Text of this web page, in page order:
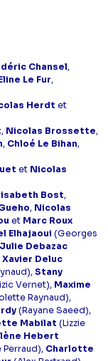
Chansel,
Le Fur,
Herdt et
, Nicolas Brossette,
, Chloé Le Bihan,
et Nicolas
Bost,
, Nicolas
et Marc Roux
Elhajaoui (Georges
Julie Debazac
Xavier Deluc
Stany
Vernet), Maxime
Raynaud),
(Rayane Saeed),
Mabilat (Lizzie
Hebert
Perraud), Charlotte